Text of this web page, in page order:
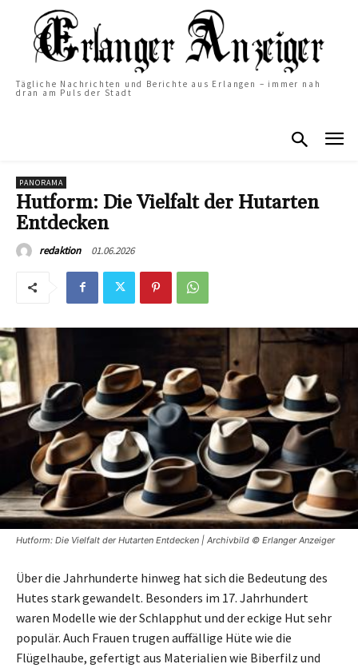
Tägliche Nachrichten und Berichte aus Erlangen – immer nah
dran am Puls der Stadt
PANORAMA
Hutform: Die Vielfalt der Hutarten
Entdecken
redaktion 01.06.2026
Hutform: Die Vielfalt der Hutarten Entdecken | Archivbild © Erlanger Anzeiger
Über die Jahrhunderte hinweg hat sich die Bedeutung des
Hutes stark gewandelt. Besonders im 17. Jahrhundert
waren Modelle wie der Schlapphut und der eckige Hut sehr
populär. Auch Frauen trugen auffällige Hüte wie die
Flügelhaube, gefertigt aus Materialien wie Biberfilz und